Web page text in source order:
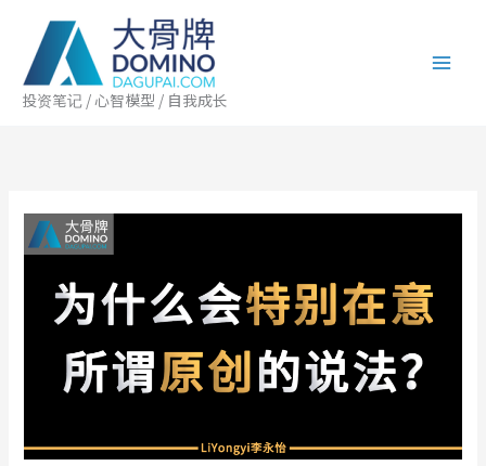
投资笔记 / 心智模型 / 自我成长